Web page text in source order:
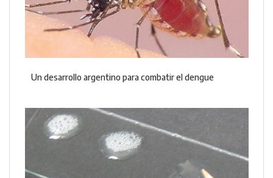
Un desarrollo argentino para combatir el dengue